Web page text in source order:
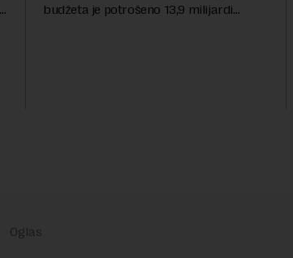
budžeta je potrošeno 13,9 milijardi